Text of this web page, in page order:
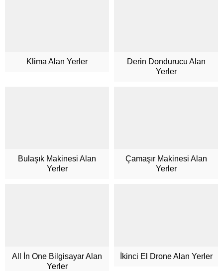
Klima Alan Yerler
Derin Dondurucu Alan
Yerler
Bulaşık Makinesi Alan
Yerler
Çamaşır Makinesi Alan
Yerler
All İn One Bilgisayar Alan
Yerler
İkinci El Drone Alan Yerler